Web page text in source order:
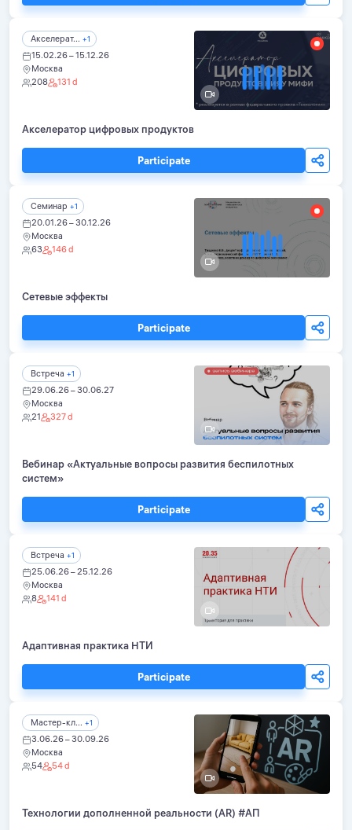
Акселерат... +1
15.02.26 – 15.12.26
Москва
208
131 d
Акселератор цифровых продуктов
Participate
Семинар +1
20.01.26 – 30.12.26
Москва
63
146 d
Сетевые эффекты
Participate
Встреча +1
29.06.26 – 30.06.27
Москва
21
327 d
Вебинар «Актуальные вопросы развития беспилотных
систем»
Participate
Встреча +1
25.06.26 – 25.12.26
Москва
8
141 d
Адаптивная практика НТИ
Participate
Мастер-кл... +1
3.06.26 – 30.09.26
Москва
54
54 d
Технологии дополненной реальности (AR) #АП